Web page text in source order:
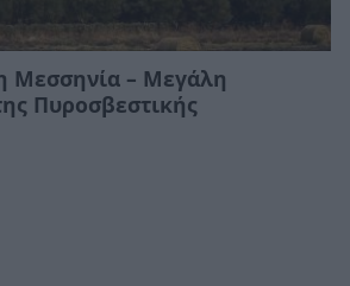
Μεσσηνία – Μεγάλη
Πυροσβεστικής